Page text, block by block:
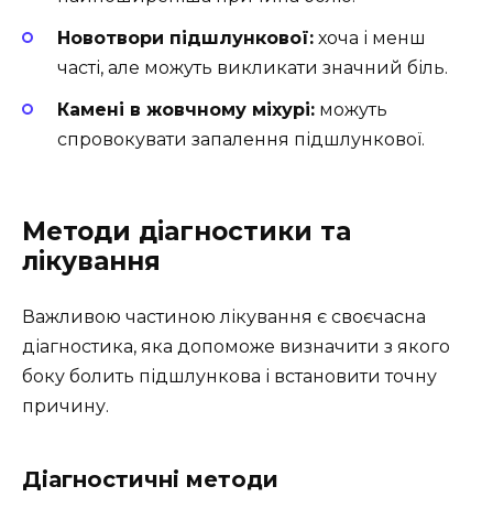
Новотвори підшлункової: хоча і менш
часті, але можуть викликати значний біль.
Камені в жовчному міхурі: можуть
спровокувати запалення підшлункової.
Методи діагностики та
лікування
Важливою частиною лікування є своєчасна
діагностика, яка допоможе визначити з якого
боку болить підшлункова і встановити точну
причину.
Діагностичні методи